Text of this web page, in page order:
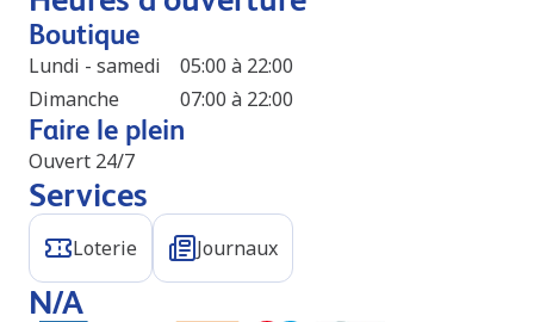
Boutique
Lundi - samedi
05:00 à 22:00
Dimanche
07:00 à 22:00
Faire le plein
Ouvert 24/7
Services
Loterie Journaux
N/A